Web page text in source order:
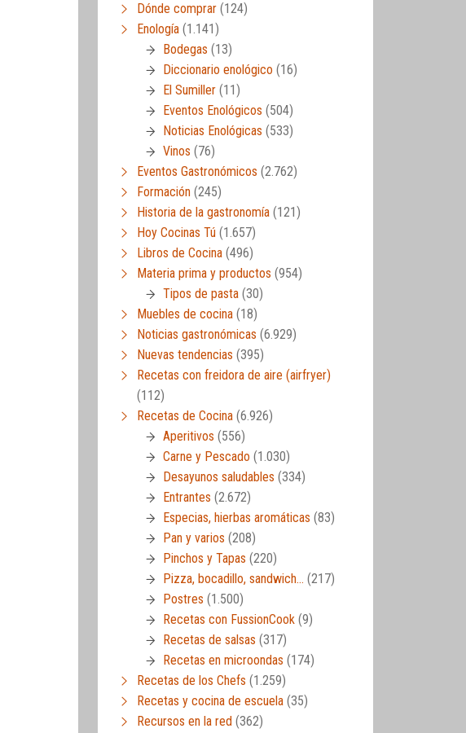
Dónde comprar (124)
Enología (1.141)
Bodegas (13)
Diccionario enológico (16)
El Sumiller (11)
Eventos Enológicos (504)
Noticias Enológicas (533)
Vinos (76)
Eventos Gastronómicos (2.762)
Formación (245)
Historia de la gastronomía (121)
Hoy Cocinas Tú (1.657)
Libros de Cocina (496)
Materia prima y productos (954)
Tipos de pasta (30)
Muebles de cocina (18)
Noticias gastronómicas (6.929)
Nuevas tendencias (395)
Recetas con freidora de aire (airfryer)
(112)
Recetas de Cocina (6.926)
Aperitivos (556)
Carne y Pescado (1.030)
Desayunos saludables (334)
Entrantes (2.672)
Especias, hierbas aromáticas (83)
Pan y varios (208)
Pinchos y Tapas (220)
Pizza, bocadillo, sandwich… (217)
Postres (1.500)
Recetas con FussionCook (9)
Recetas de salsas (317)
Recetas en microondas (174)
Recetas de los Chefs (1.259)
Recetas y cocina de escuela (35)
Recursos en la red (362)